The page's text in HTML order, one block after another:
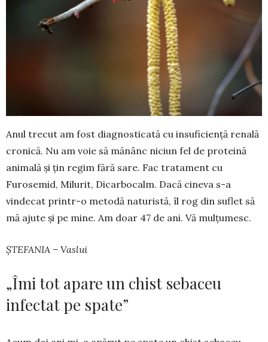
Anul trecut am fost diagnosticată cu insufi­ciență renală
cronică. Nu am voie să mănânc niciun fel de proteină
animală și țin regim fără sare. Fac tratament cu
Furosemid, Milurit, Di­carbocalm. Dacă cineva s-a
vindecat printr-o metodă naturistă, îl rog din suflet să
mă ajute și pe mine. Am doar 47 de ani. Vă mulțumesc.
ȘTEFANIA – Vaslui
„Îmi tot apare un chist sebaceu
infectat pe spate”